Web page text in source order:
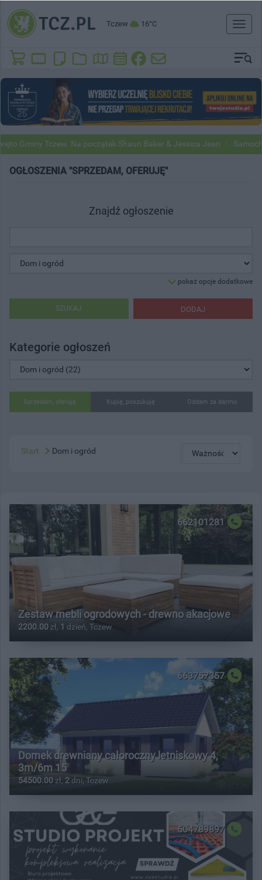
Tczew 16°C
Toggle
Tczew. Na początek Shaun Baker & Jessica Jean Samochody
OGŁOSZENIA "SPRZEDAM, OFERUJĘ"
Znajdź ogłoszenie
pokaż opcje dodatkowe
DODAJ
SZUKAJ
Kategorie ogłoszeń
Sprzedam, oferuję Kupię, poszukuję Oddam za darmo
Start Dom i ogród
662101281
Zestaw mebli ogrodowych - drewno akacjowe
2200.00 zł, 1 dzień, Tczew
663757357
Domek drewniany całoroczny letniskowy 4,
3m/6m 15
54500.00zł, 2 dni, Tczew
504789897